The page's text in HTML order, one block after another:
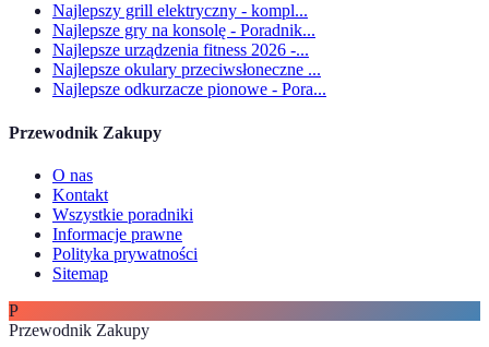
Najlepszy grill elektryczny - kompl...
Najlepsze gry na konsolę - Poradnik...
Najlepsze urządzenia fitness 2026 -...
Najlepsze okulary przeciwsłoneczne ...
Najlepsze odkurzacze pionowe - Pora...
Przewodnik Zakupy
O nas
Kontakt
Wszystkie poradniki
Informacje prawne
Polityka prywatności
Sitemap
P
Przewodnik Zakupy